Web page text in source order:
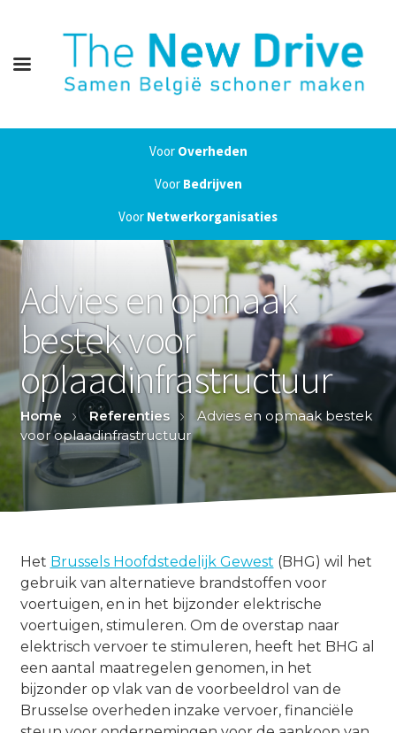
Voor Overheden
Voor Bedrijven
Voor Netwerkorganisaties
Advies en opmaak
bestek voor
oplaadinfrastructuur
Home Referenties
Advies en opmaak bestek
voor oplaadinfrastructuur
Het Brussels Hoofdstedelijk Gewest (BHG) wil het
gebruik van alternatieve brandstoffen voor
voertuigen, en in het bijzonder elektrische
voertuigen, stimuleren. Om de overstap naar
elektrisch vervoer te stimuleren, heeft het BHG al
een aantal maatregelen genomen, in het
bijzonder op vlak van de voorbeeldrol van de
Brusselse overheden inzake vervoer, financiële